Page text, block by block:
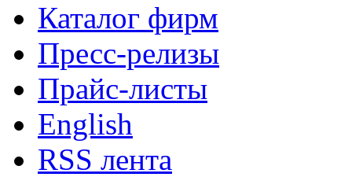
Каталог фирм
Пресс-релизы
Прайс-листы
English
RSS лента